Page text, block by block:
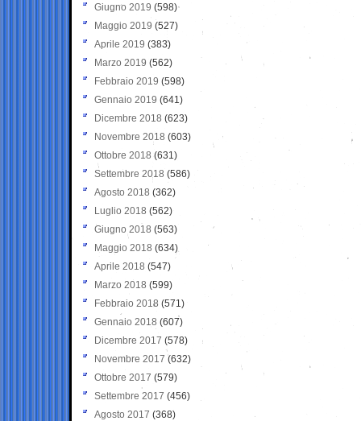
Giugno 2019 (598)
Maggio 2019 (527)
Aprile 2019 (383)
Marzo 2019 (562)
Febbraio 2019 (598)
Gennaio 2019 (641)
Dicembre 2018 (623)
Novembre 2018 (603)
Ottobre 2018 (631)
Settembre 2018 (586)
Agosto 2018 (362)
Luglio 2018 (562)
Giugno 2018 (563)
Maggio 2018 (634)
Aprile 2018 (547)
Marzo 2018 (599)
Febbraio 2018 (571)
Gennaio 2018 (607)
Dicembre 2017 (578)
Novembre 2017 (632)
Ottobre 2017 (579)
Settembre 2017 (456)
Agosto 2017 (368)